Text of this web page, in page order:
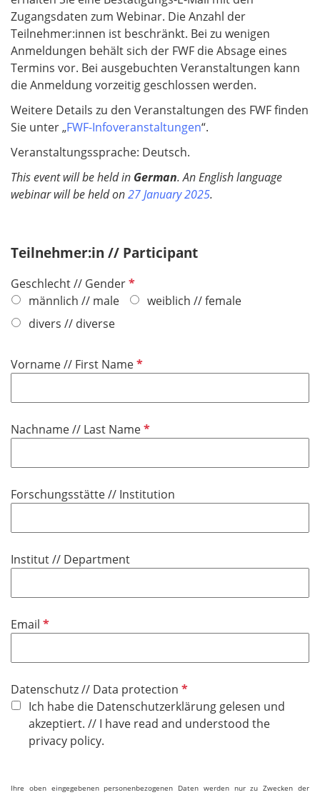
Zugangsdaten zum Webinar. Die Anzahl der
Teilnehmer:innen ist beschränkt. Bei zu wenigen
Anmeldungen behält sich der FWF die Absage eines
Termins vor. Bei ausgebuchten Veranstaltungen kann
die Anmeldung vorzeitig geschlossen werden.
Weitere Details zu den Veranstaltungen des FWF finden
Sie unter „FWF-Infoveranstaltungen“.
Veranstaltungssprache: Deutsch.
This event will be held in German. An English language
webinar will be held on27 January 2025.
Teilnehmer:in // Participant
Geschlecht // GenderP
h
f
l
männlich // male
weiblich // female
divers // diverse
Vorname // First NameP
l
c
t
e
d
Nachname // Last NameP
l
c
t
e
d
Forschungsstätte // Institution
Institut // Department
Email P
l
c
h
t
f
Datenschutz // Data protection P
f
l
t
Ich habe die Datenschutzerklärung gelesen und
akzeptiert. // I have read and understood the
privacy policy.
Ihre oben eingegebenen personenbezogenen Daten werden nur zu Zwecken der